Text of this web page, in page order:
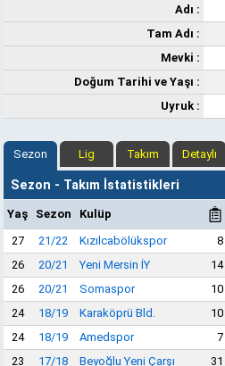
Adı :
Tam Adı :
Mevki :
Doğum Tarihi ve Yaşı :
Uyruk :
Sezon Lig Takım Detaylı
Sezon - Takım İstatistikleri
Yaş Sezon Kulüp
27
21/22 Kızılcabölükspor 8
26
20/21 Yeni Mersin İY 14
26
20/21 Somaspor 10
24
18/19 Karaköprü Bld. 10
24
18/19 Amedspor 7
23
17/18 Beyoğlu Yeni Çarşı 31